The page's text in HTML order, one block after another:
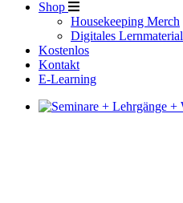
Shop
Housekeeping Merch
Digitales Lernmaterial
Kostenlos
Kontakt
E-Learning